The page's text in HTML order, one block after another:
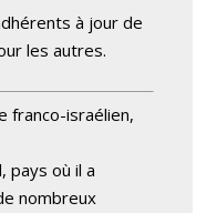
à jour de
les autres.
franco-israélien,
pays où il a
nombreux